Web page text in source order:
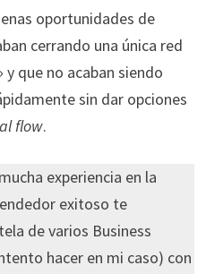
oportunidades de
cerrando una única red
y que no acaban siendo
sin dar opciones
flow.
experiencia en la
exitoso te
de varios Business
hacer en mi caso) con